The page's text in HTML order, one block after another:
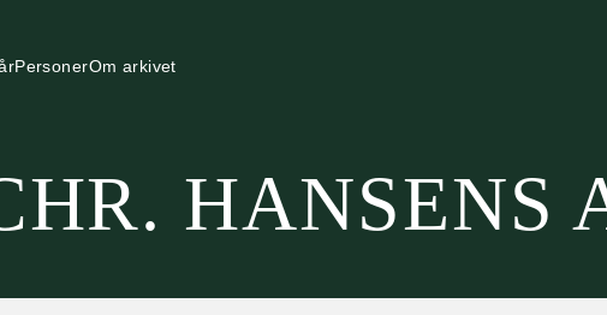
PersonerOm arkivet
HANSENS